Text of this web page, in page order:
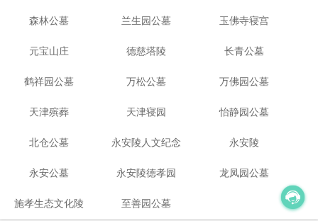
园
森林公墓 兰生园公墓 玉佛寺寝宫
元宝山庄 德慈塔陵 长青公墓
鹤祥园公墓 万松公墓 万佛园公墓
天津殡葬 天津寝园 怡静园公墓
北仓公墓 永安陵人文纪念
园
永安陵
永安公墓 永安陵德孝园 龙凤园公墓
施孝生态文化陵 至善园公墓